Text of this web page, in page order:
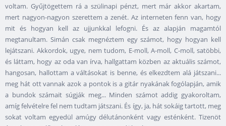
voltam. Gyűjtögettem rá a szülinapi pénzt, mert már akkor akartam,
mert nagyon-nagyon szerettem a zenét. Az interneten fenn van, hogy
mit és hogyan kell az ujjunkkal lefogni. És az alapján magamtól
megtanultam. Simán csak megnéztem egy számot, hogy hogyan kell
lejátszani. Akkordok, ugye, nem tudom, E-moll, A-moll, C-moll, satöbbi,
és láttam, hogy az oda van írva, hallgattam közben az aktuális számot,
hangosan, hallottam a váltásokat is benne, és elkezdtem alá játszani...
meg hát ott vannak azok a pontok is a gitár nyakának fogólapján, amik
a bundok számait súgják meg... Minden számot addig gyakoroltam,
amíg felvételre fel nem tudtam játszani. És így, ja, hát sokáig tartott, meg
sokat voltam egyedül amúgy délutánonként vagy esténként. Tizenöt